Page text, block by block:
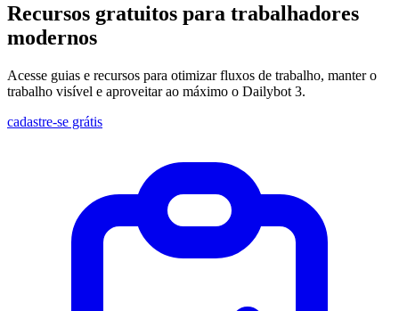
Recursos gratuitos para trabalhadores
modernos
Acesse guias e recursos para otimizar fluxos de trabalho, manter o
trabalho visível e aproveitar ao máximo o Dailybot 3.
cadastre-se grátis